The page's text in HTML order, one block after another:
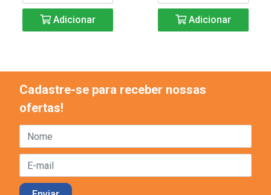
Adicionar Adicionar
Cadastre-se para receber nossas
ofertas!